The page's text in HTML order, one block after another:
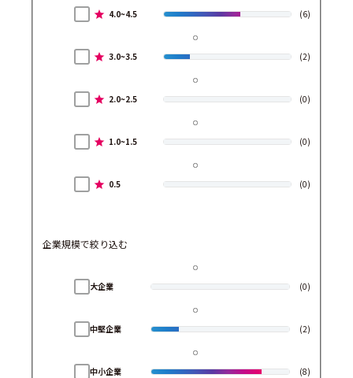
4.0~4.5 (6)
3.0~3.5 (2)
2.0~2.5 (0)
1.0~1.5 (0)
0.5 (0)
企業規模で絞り込む
大企業 (0)
中堅企業 (2)
中小企業 (8)